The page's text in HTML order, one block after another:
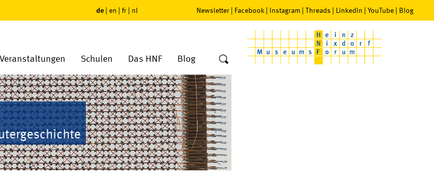
de | en | fr | nl Newsletter | Facebook | Instagram | Threads | LinkedIn | YouTube | Blog
Veranstaltungen Schulen Das HNF Blog